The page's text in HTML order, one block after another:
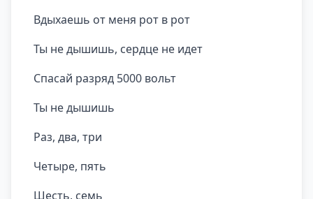
Вдыхаешь от меня рот в рот
Ты не дышишь, сердце не идет
Спасай разряд 5000 вольт
Ты не дышишь
Раз, два, три
Четыре, пять
Шесть, семь